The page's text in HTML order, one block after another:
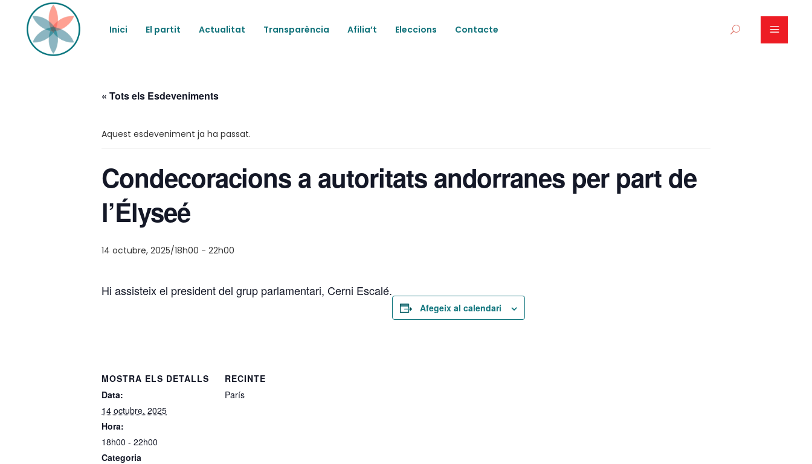
Inici El partit Actualitat Transparència Afilia’t Eleccions Contacte
« Tots els Esdeveniments
Aquest esdeveniment ja ha passat.
Condecoracions a autoritats andorranes per part de
l’Élyseé
14 octubre, 2025/18h00 - 22h00
Hi assisteix el president del grup parlamentari, Cerni Escalé.
Afegeix al calendari
MOSTRA ELS DETALLS
Data:
14 octubre, 2025
Hora:
18h00 - 22h00
Categoria
RECINTE
París